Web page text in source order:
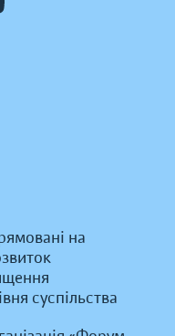
на
суспільства